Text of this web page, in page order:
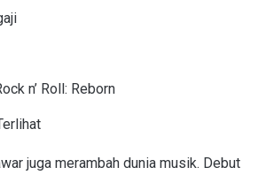
n’ Roll: Reborn
juga merambah dunia musik. Debut